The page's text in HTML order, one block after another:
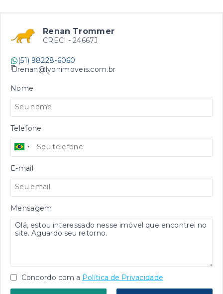
Renan Trommer
CRECI - 24667J
(51) 98228-6060
renan@lyonimoveis.com.br
Nome
Telefone
E-mail
Mensagem
Concordo com a Política de Privacidade